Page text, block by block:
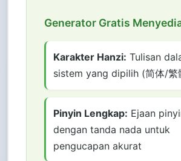
Generator Gratis
Karakter Hanzi: Tulisan
sistem yang dipilih (简体/繁
Pinyin Lengkap: Ejaan
dengan tanda nada untuk
pengucapan akurat